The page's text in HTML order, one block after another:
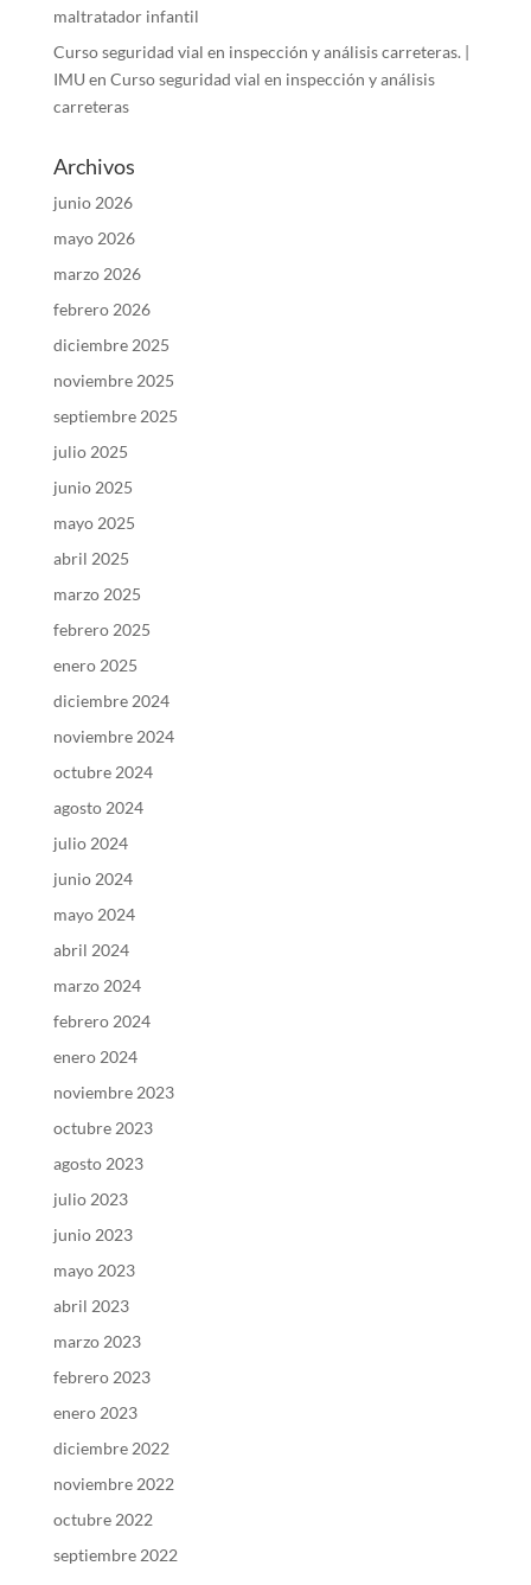
maltratador infantil
Curso seguridad vial en inspección y análisis carreteras. |
IMU en Curso seguridad vial en inspección y análisis
carreteras
Archivos
junio 2026
mayo 2026
marzo 2026
febrero 2026
diciembre 2025
noviembre 2025
septiembre 2025
julio 2025
junio 2025
mayo 2025
abril 2025
marzo 2025
febrero 2025
enero 2025
diciembre 2024
noviembre 2024
octubre 2024
agosto 2024
julio 2024
junio 2024
mayo 2024
abril 2024
marzo 2024
febrero 2024
enero 2024
noviembre 2023
octubre 2023
agosto 2023
julio 2023
junio 2023
mayo 2023
abril 2023
marzo 2023
febrero 2023
enero 2023
diciembre 2022
noviembre 2022
octubre 2022
septiembre 2022